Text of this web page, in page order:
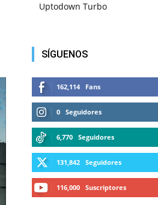
Uptodown Turbo
SÍGUENOS
162,114 Fans
0 Seguidores
6,770 Seguidores
131,842 Seguidores
116,000 Suscriptores